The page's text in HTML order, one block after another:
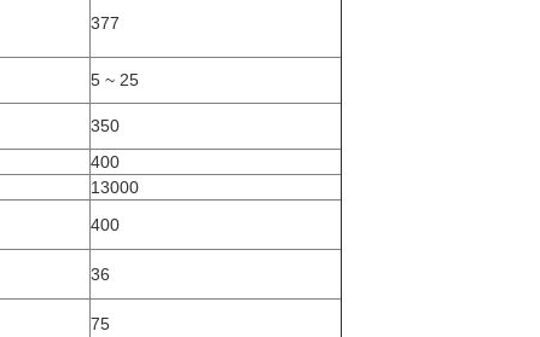
377
5 ~ 25
350
400
13000
400
36
75